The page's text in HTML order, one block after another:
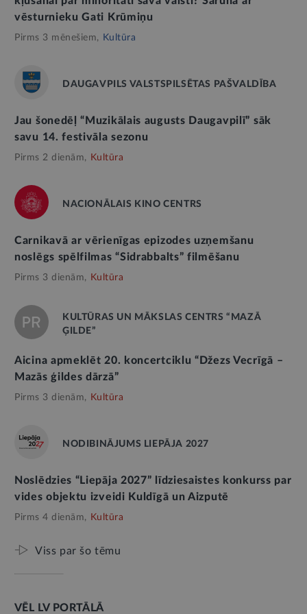
vēsturnieku Gati Krūmiņu
Pirms 3 mēnešiem, Kultūra
DAUGAVPILS VALSTSPILSĒTAS PAŠVALDĪBA
Jau šonedēļ “Muzikālais augusts Daugavpilī” sāk
savu 14. festivāla sezonu
Pirms 2 dienām, Kultūra
NACIONĀLAIS KINO CENTRS
Carnikavā ar vērienīgas epizodes uzņemšanu
noslēgs spēlfilmas “Sidrabbalts” filmēšanu
Pirms 3 dienām, Kultūra
KULTŪRAS UN MĀKSLAS CENTRS “MAZĀ
ĢILDE”
Aicina apmeklēt 20. koncertciklu “Džezs Vecrīgā –
Mazās ģildes dārzā”
Pirms 3 dienām, Kultūra
NODIBINĀJUMS LIEPĀJA 2027
Noslēdzies “Liepāja 2027” līdziesaistes konkurss par
vides objektu izveidi Kuldīgā un Aizputē
Pirms 4 dienām, Kultūra
Viss par šo tēmu
VĒL LV PORTĀLĀ